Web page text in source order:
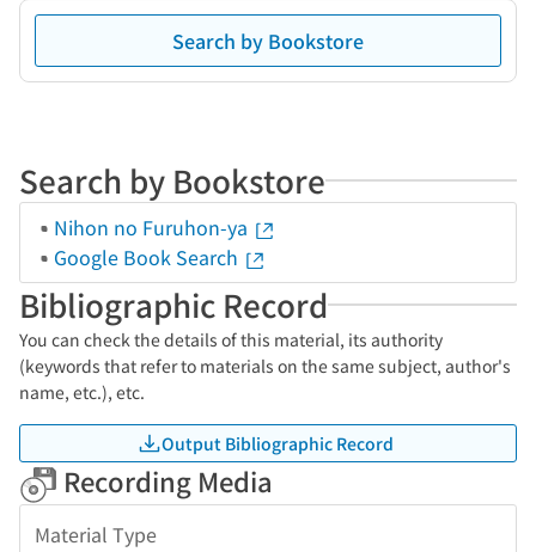
Search by Bookstore
Search by Bookstore
Nihon no Furuhon-ya
Google Book Search
Bibliographic Record
You can check the details of this material, its authority
(keywords that refer to materials on the same subject, author's
name, etc.), etc.
Output Bibliographic Record
Recording Media
Material Type